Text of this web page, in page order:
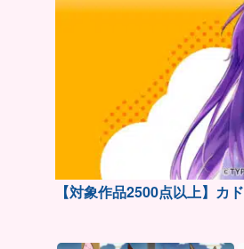
【対象作品2500点以上】カ